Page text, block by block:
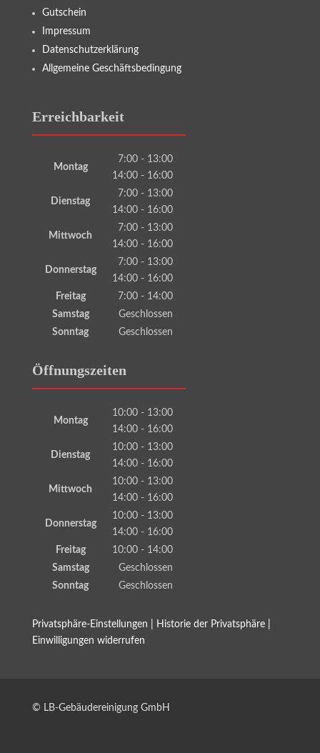
Gutschein
Impressum
Datenschutzerklärung
Allgemeine Geschäftsbedingung
Erreichbarkeit
Montag
7:00 - 13:00
14:00 - 16:00
Dienstag
7:00 - 13:00
14:00 - 16:00
Mittwoch
7:00 - 13:00
14:00 - 16:00
Donnerstag
7:00 - 13:00
14:00 - 16:00
Freitag
7:00 - 14:00
Samstag
Geschlossen
Sonntag
Geschlossen
Öffnungszeiten
Montag
10:00 - 13:00
14:00 - 16:00
Dienstag
10:00 - 13:00
14:00 - 16:00
Mittwoch
10:00 - 13:00
14:00 - 16:00
Donnerstag
10:00 - 13:00
14:00 - 16:00
Freitag
10:00 - 14:00
Samstag
Geschlossen
Sonntag
Geschlossen
Privatsphäre-Einstellungen Historie der Privatsphäre
Einwilligungen widerrufen
© LB-Gebäudereinigung GmbH